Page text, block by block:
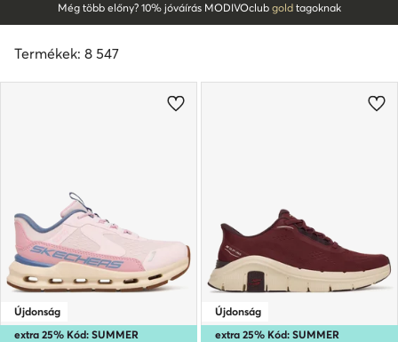
Még több előny? 10% jóváírás MODIVOclub goldtagoknak
Termékek: 8 547
extra 25% Kód: SUMMER
Újdonság
extra 25% Kód: SUMMER
Újdonság